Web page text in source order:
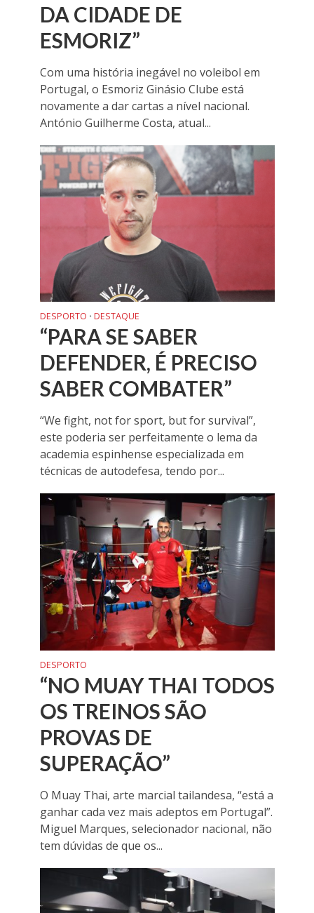
DA CIDADE DE
ESMORIZ”
Com uma história inegável no voleibol em
Portugal, o Esmoriz Ginásio Clube está
novamente a dar cartas a nível nacional.
António Guilherme Costa, atual...
DESPORTO • DESTAQUE
“PARA SE SABER
DEFENDER, É PRECISO
SABER COMBATER”
“We fight, not for sport, but for survival”,
este poderia ser perfeitamente o lema da
academia espinhense especializada em
técnicas de autodefesa, tendo por...
DESPORTO
“NO MUAY THAI TODOS
OS TREINOS SÃO
PROVAS DE
SUPERAÇÃO”
O Muay Thai, arte marcial tailandesa, “está a
ganhar cada vez mais adeptos em Portugal”.
Miguel Marques, selecionador nacional, não
tem dúvidas de que os...